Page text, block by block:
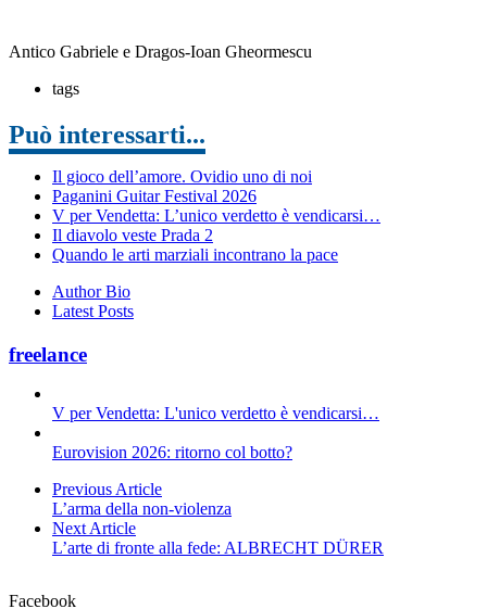
Antico Gabriele e Dragos-Ioan Gheormescu
tags
Può interessarti...
Il gioco dell’amore. Ovidio uno di noi
Paganini Guitar Festival 2026
V per Vendetta: L’unico verdetto è vendicarsi…
Il diavolo veste Prada 2
Quando le arti marziali incontrano la pace
Author Bio
Latest Posts
freelance
V per Vendetta: L'unico verdetto è vendicarsi…
Eurovision 2026: ritorno col botto?
Previous Article
L’arma della non-violenza
Next Article
L’arte di fronte alla fede: ALBRECHT DÜRER
Facebook